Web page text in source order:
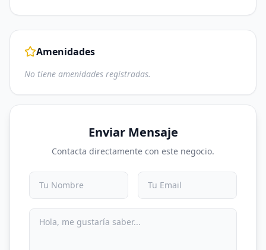
Amenidades
No tiene amenidades registradas.
Enviar Mensaje
Contacta directamente con este negocio.